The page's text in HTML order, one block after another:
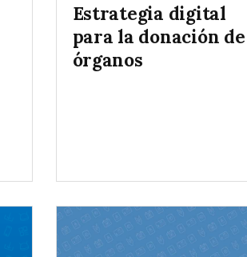
Estrategia digital
para la donación de
órganos